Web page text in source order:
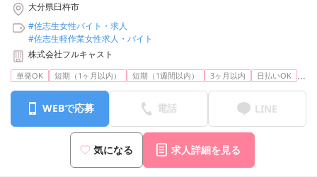
大分県臼杵市
#佐志生女性バイト・求人
#佐志生軽作業女性求人・バイト
株式会社フルキャスト
単発OK 短期（1ヶ月以内） 短期（1週間以内） 3ヶ月以内 日払いOK ...
WEBで応募 電話 LINE
気になる 求人詳細を見る